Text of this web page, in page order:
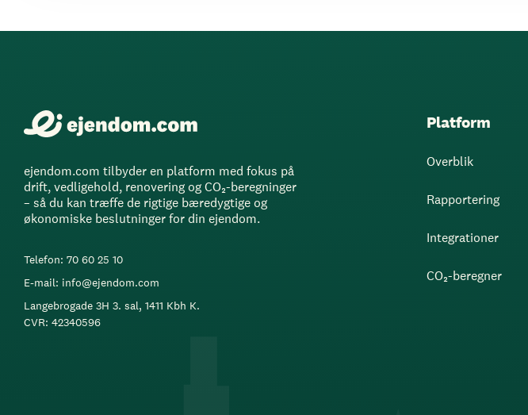
ejendom.com tilbyder en platform med fokus på
drift, vedligehold, renovering og CO₂-beregninger
– så du kan træffe de rigtige bæredygtige og
økonomiske beslutninger for din ejendom.
Telefon: 70 60 25 10
E-mail: info@ejendom.com
Langebrogade 3H 3. sal, 1411 Kbh K.
CVR: 42340596
Platform
Overblik
Rapportering
Integrationer
CO₂-beregner